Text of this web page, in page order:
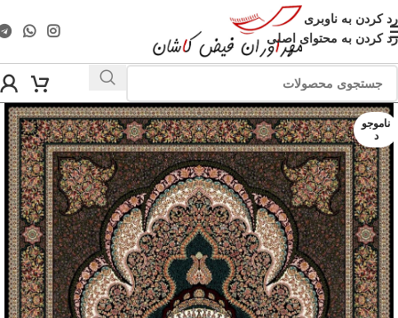
رد کردن به ناوبری
رد کردن به محتوای اصلی
ناموجو
د